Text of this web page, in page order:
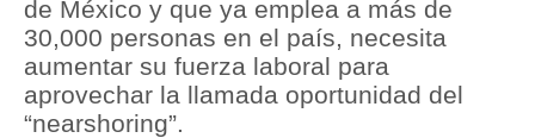
Política
Finanzas Personales
de México y que ya emplea a más de
30,000 personas en el país, necesita
aumentar su fuerza laboral para
aprovechar la llamada oportunidad del
“nearshoring”.